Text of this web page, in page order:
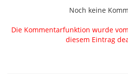
Noch keine
Die Kommentarfunktion wurde
diesem Eintrag